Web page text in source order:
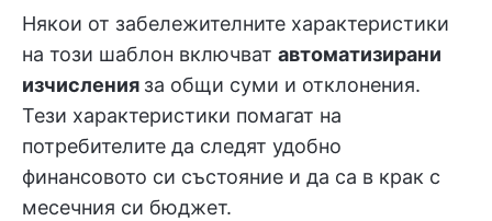
Някои от забележителните характеристики
на този шаблон включват автоматизирани
изчисления за общи суми и отклонения.
Тези характеристики помагат на
потребителите да следят удобно
финансовото си състояние и да са в крак с
месечния си бюджет.